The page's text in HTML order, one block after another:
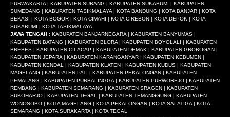
PURWAKARTA | KABUPATEN SUBANG | KABUPATEN SUKABUMI | KABUPATEN
SUMEDANG | KABUPATEN TASIKMALAYA | KOTA BANDUNG | KOTA BANJAR | KOTA
BEKASI | KOTA BOGOR | KOTA CIMAHI | KOTA CIREBON | KOTA DEPOK | KOTA
SUKABUMI | KOTA TASIKMALAYA
JAWA TENGAH : KABUPATEN BANJARNEGARA | KABUPATEN BANYUMAS |
KABUPATEN BATANG | KABUPATEN BLORA | KABUPATEN BOYOLALI | KABUPATEN
BREBES | KABUPATEN CILACAP | KABUPATEN DEMAK | KABUPATEN GROBOGAN |
KABUPATEN JEPARA | KABUPATEN KARANGANYAR | KABUPATEN KEBUMEN |
KABUPATEN KENDAL | KABUPATEN KLATEN | KABUPATEN KUDUS | KABUPATEN
MAGELANG | KABUPATEN PATI | KABUPATEN PEKALONGAN | KABUPATEN
PEMALANG | KABUPATEN PURBALINGGA | KABUPATEN PURWOREJO | KABUPATEN
REMBANG | KABUPATEN SEMARANG | KABUPATEN SRAGEN | KABUPATEN
SUKOHARJO | KABUPATEN TEGAL | KABUPATEN TEMANGGUNG | KABUPATEN
WONOSOBO | KOTA MAGELANG | KOTA PEKALONGAN | KOTA SALATIGA | KOTA
SEMARANG | KOTA SURAKARTA | KOTA TEGAL